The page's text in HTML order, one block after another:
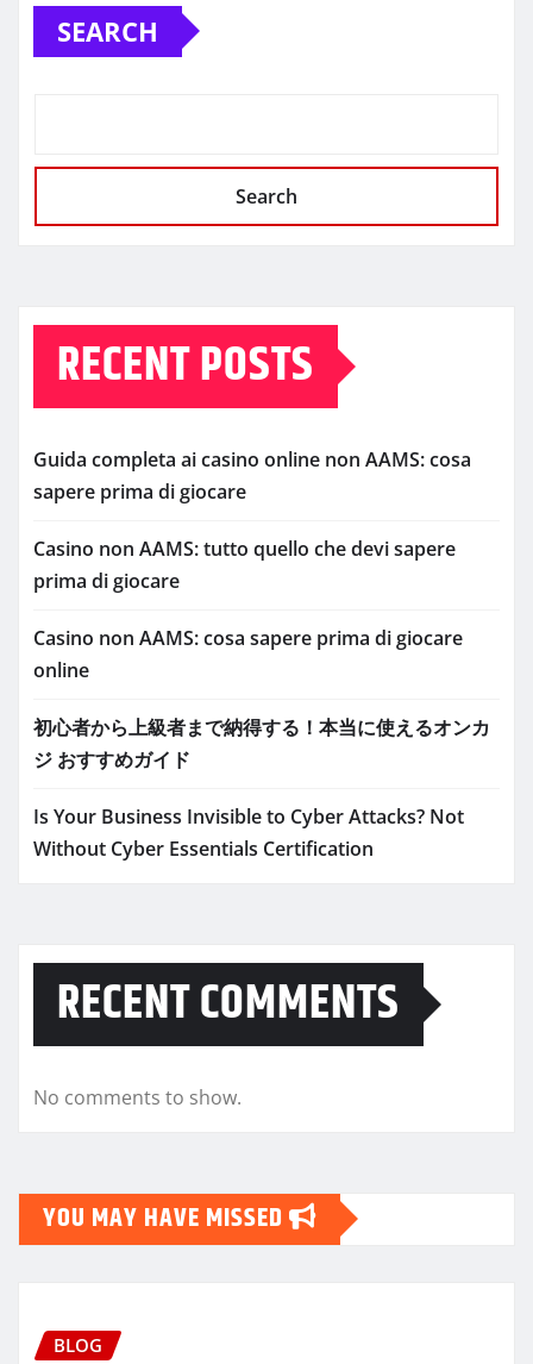
SEARCH
Search
RECENT POSTS
Guida completa ai casino online non AAMS: cosa
sapere prima di giocare
Casino non AAMS: tutto quello che devi sapere
prima di giocare
Casino non AAMS: cosa sapere prima di giocare
online
初心者から上級者まで納得する！本当に使えるオンカ
ジ おすすめガイド
Is Your Business Invisible to Cyber Attacks? Not
Without Cyber Essentials Certification
RECENT COMMENTS
No comments to show.
YOU MAY HAVE MISSED
BLOG